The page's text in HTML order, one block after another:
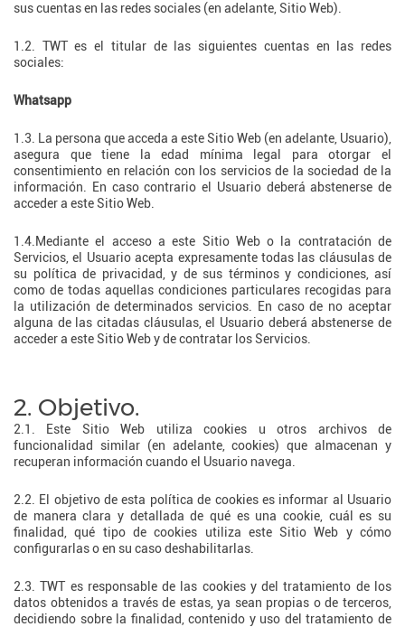
sus cuentas en las redes sociales (en adelante, Sitio Web).
1.2. TWT es el titular de las siguientes cuentas en las redes
sociales:
Whatsapp
1.3. La persona que acceda a este Sitio Web (en adelante, Usuario),
asegura que tiene la edad mínima legal para otorgar el
consentimiento en relación con los servicios de la sociedad de la
información. En caso contrario el Usuario deberá abstenerse de
acceder a este Sitio Web.
1.4.Mediante el acceso a este Sitio Web o la contratación de
Servicios, el Usuario acepta expresamente todas las cláusulas de
su política de privacidad, y de sus términos y condiciones, así
como de todas aquellas condiciones particulares recogidas para
la utilización de determinados servicios. En caso de no aceptar
alguna de las citadas cláusulas, el Usuario deberá abstenerse de
acceder a este Sitio Web y de contratar los Servicios.
2. Objetivo.
2.1. Este Sitio Web utiliza cookies u otros archivos de
funcionalidad similar (en adelante, cookies) que almacenan y
recuperan información cuando el Usuario navega.
2.2. El objetivo de esta política de cookies es informar al Usuario
de manera clara y detallada de qué es una cookie, cuál es su
finalidad, qué tipo de cookies utiliza este Sitio Web y cómo
configurarlas o en su caso deshabilitarlas.
2.3. TWT es responsable de las cookies y del tratamiento de los
datos obtenidos a través de estas, ya sean propias o de terceros,
decidiendo sobre la finalidad, contenido y uso del tratamiento de